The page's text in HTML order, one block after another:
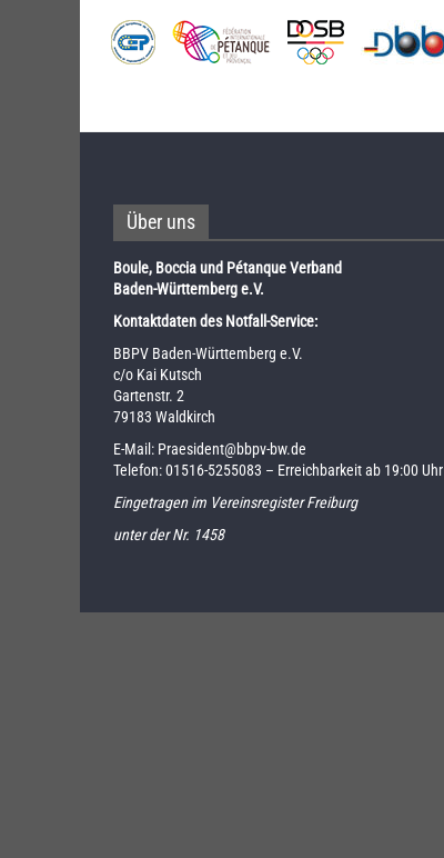
Über uns
Boule, Boccia und Pétanque Verband
Baden-Württemberg e.V.
Kontaktdaten des Notfall-Service:
BBPV Baden-Württemberg e.V.
c/o Kai Kutsch
Gartenstr. 2
79183 Waldkirch
E-Mail: Praesident@bbpv-bw.de
Telefon:01516-5255083 – Erreichbarkeit ab 19:00 Uhr
Eingetragen im Vereinsregister Freiburg
unter der Nr. 1458